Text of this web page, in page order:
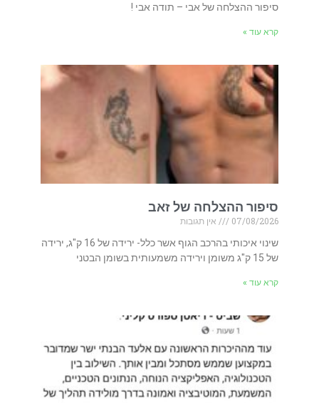
סיפור ההצלחה של אבי – תודה אבי !
קרא עוד »
סיפור ההצלחה של זאב
07/08/2026
אין תגובות
שינוי איכותי בהרכב הגוף אשר כלל- ירידה של 16 ק"ג, ירידה
של 15 ק"ג משומן וירידה משמעותית בשומן הבטני
קרא עוד »